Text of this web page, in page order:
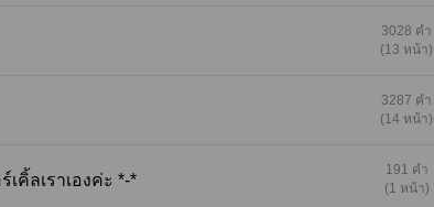
3028 คำ
(13 หน้า)
3287 คำ
(14 หน้า)
คิ้ลเราเองค่ะ​ *-*
191 คำ
(1 หน้า)